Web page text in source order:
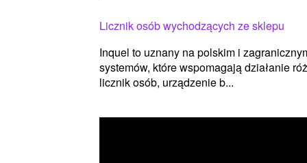
Licznik osób wychodzących ze sklepu
Inquel to uznany na polskim i
systemów, które wspomagają działanie
licznik osób, urządzenie b...